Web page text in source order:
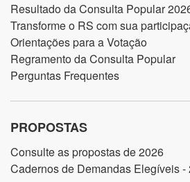
Resultado da Consulta Popular
Transforme o RS com sua
Orientações para a Votação
Regramento da Consulta Popular
Perguntas Frequentes
PROPOSTAS
Consulte as propostas de 2026
Cadernos de Demandas Elegíveis -